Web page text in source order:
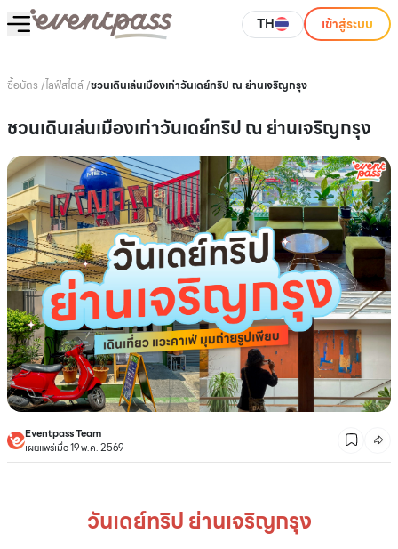
TH เข้าสู่ระบบ
ซื้อบัตร /ไลฟ์สไตล์/ชวนเดินเล่นเมืองเก่าวันเดย์ทริป ณ ย่านเจริญกรุง
ชวนเดินเล่นเมืองเก่าวันเดย์ทริป ณ ย่านเจริญกรุง
Eventpass Team
เผยแพร่เมื่อ 19 พ.ค. 2569
วันเดย์ทริป ย่านเจริญกรุง